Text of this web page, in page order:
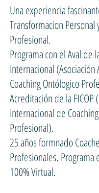
Una experiencia
Transformacion Personal
Profesional.
Programa con el Aval de
Internacional (Asociación
Coaching Ontólogico
Acreditación de la FICOP
Internacional de
Profesional).
25 años formnado
Profesionales. Programa
100% Virtual.